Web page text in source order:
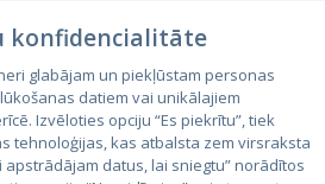
konfidencialitāte
glabājam un piekļūstam personas
datiem vai unikālajiem
Izvēloties opciju “Es piekrītu”, tiek
tehnoloģijas, kas atbalsta zem virsraksta
apstrādājam datus, lai sniegtu” norādītos